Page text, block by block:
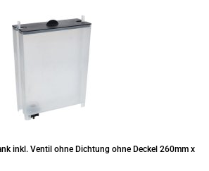
inkl. Ventil ohne Dichtung ohne Deckel 260mm x